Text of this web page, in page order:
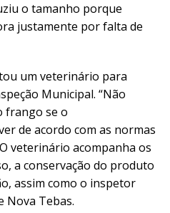
o tamanho porque
justamente por falta de
um veterinário para
Municipal. “Não
frango se o
de acordo com as normas
veterinário acompanha os
a conservação do produto
assim como o inspetor
Nova Tebas.